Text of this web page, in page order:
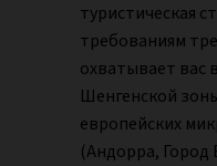
туристическая
требованиям
охватывает вас
Шенгенской
европейских
(Андорра, Город